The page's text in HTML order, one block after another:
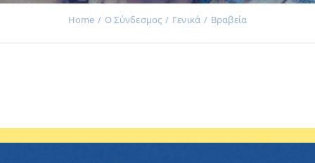
Home Ο Σύνδεσμος Γενικά Βραβεία